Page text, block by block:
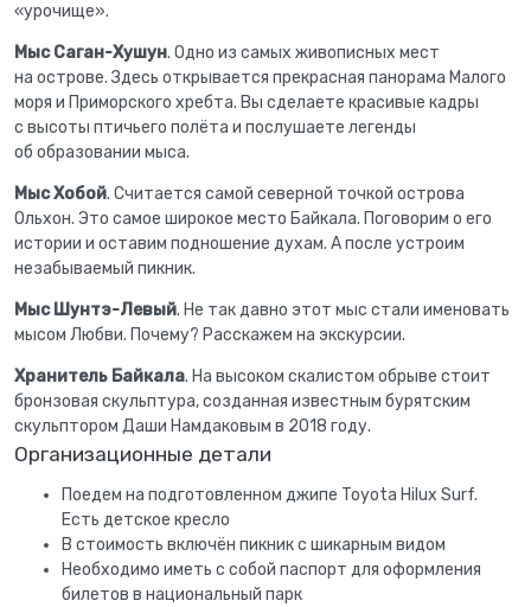
«урочище».
Мыс Саган-Хушун. Одно из самых живописных мест
на острове. Здесь открывается прекрасная панорама Малого
моря и Приморского хребта. Вы сделаете красивые кадры
с высоты птичьего полёта и послушаете легенды
об образовании мыса.
Мыс Хобой. Считается самой северной точкой острова
Ольхон. Это самое широкое место Байкала. Поговорим о его
истории и оставим подношение духам. А после устроим
незабываемый пикник.
Мыс Шунтэ-Левый. Не так давно этот мыс стали именовать
мысом Любви. Почему? Расскажем на экскурсии.
Хранитель Байкала. На высоком скалистом обрыве стоит
бронзовая скульптура, созданная известным бурятским
скульптором Даши Намдаковым в 2018 году.
Организационные детали
Поедем на подготовленном джипе Toyota Hilux Surf.
Есть детское кресло
В стоимость включён пикник с шикарным видом
Необходимо иметь с собой паспорт для оформления
билетов в национальный парк